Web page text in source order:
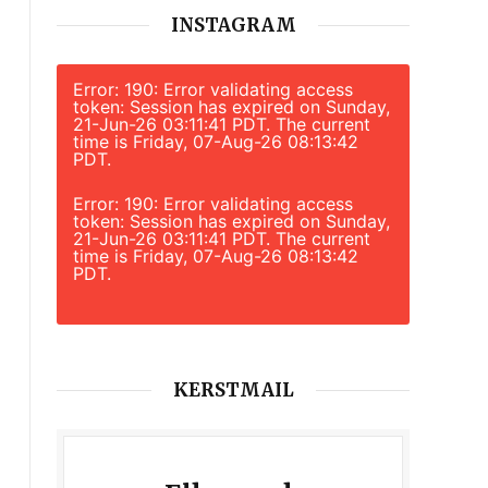
INSTAGRAM
Error: 190: Error validating access
token: Session has expired on Sunday,
21-Jun-26 03:11:41 PDT. The current
time is Friday, 07-Aug-26 08:13:42
PDT.
Error: 190: Error validating access
token: Session has expired on Sunday,
21-Jun-26 03:11:41 PDT. The current
time is Friday, 07-Aug-26 08:13:42
PDT.
KERSTMAIL